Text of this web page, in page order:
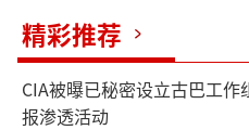
精彩推荐
CIA被曝已秘密设立古巴工作
报渗透活动